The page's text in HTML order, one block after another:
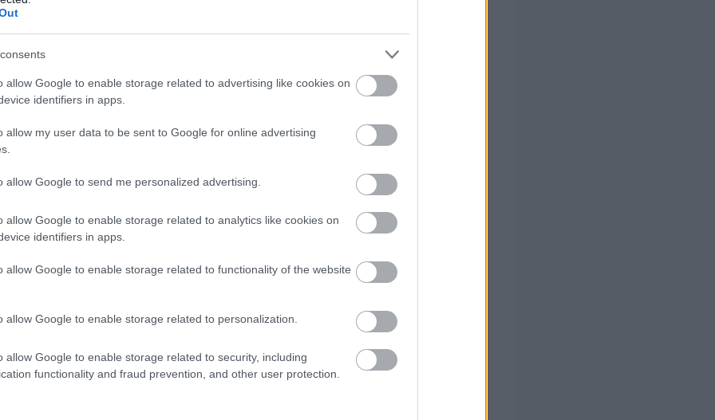
allow Google to enable storage related to advertising like cookies on
identifiers in apps.
allow my user data to be sent to Google for online advertising
allow Google to send me personalized advertising.
allow Google to enable storage related to analytics like cookies on
identifiers in apps.
allow Google to enable storage related to functionality of the website
allow Google to enable storage related to personalization.
allow Google to enable storage related to security, including
functionality and fraud prevention, and other user protection.
ένωση που χρησιμοποιείται ως πλαστικοποιητής σε προϊόντα
τοξικήγια την αναπαραγωγή, ενώ η μακροχρόνια έκθεση
ορμονικές διαταραχές και προβλήματα στο ήπαρ και στα νεφρά.
που εξέδωσε το Ευρωπαϊκό Σύστημα Safety Gate / RAPEX.
Αγγλικών σε μόνο 2 ημέρες στα χέρια σας
η πιο Εύκολη Πιστοποίηση Υπολογιστών σε 2